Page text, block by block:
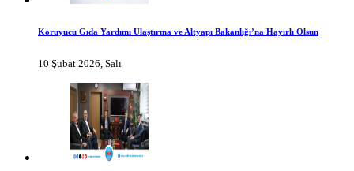
Koruyucu Gıda Yardımı Ulaştırma ve Altyapı Bakanlığı’na Hayırlı Olsun
10 Şubat 2026, Salı